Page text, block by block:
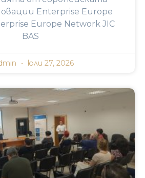
Enterprise Europe
Europe Network JIC
BAS
юли 27, 2026